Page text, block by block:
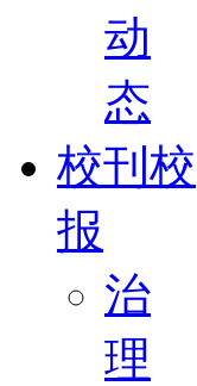
动
态
校刊校
报
治
理